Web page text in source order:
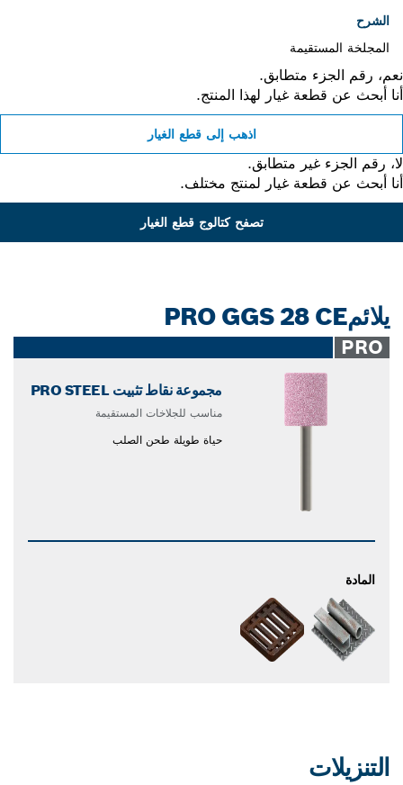
الشرح
المجلخة المستقيمة
رقم الجزء متطابق.
أبحث عن قطعة غيار لهذا المنتج.
اذهب إلى قطع الغيار
رقم الجزء غير متطابق.
أبحث عن قطعة غيار لمنتج مختلف.
تصفح كتالوج قطع الغيار
يلائمPRO GGS 28 CE
PRO
مجموعة نقاط تثبيت PRO STEEL
مناسب للجلاخات المستقيمة
حياة طويلة طحن الصلب
المادة
التنزيلات